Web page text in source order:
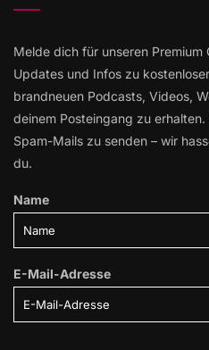
Melde dich für unseren
Updates und Infos zu
brandneuen Podcasts, Videos,
deinem Posteingang zu
Spam-Mails zu senden – wir
du.
Name
E-Mail-Adresse